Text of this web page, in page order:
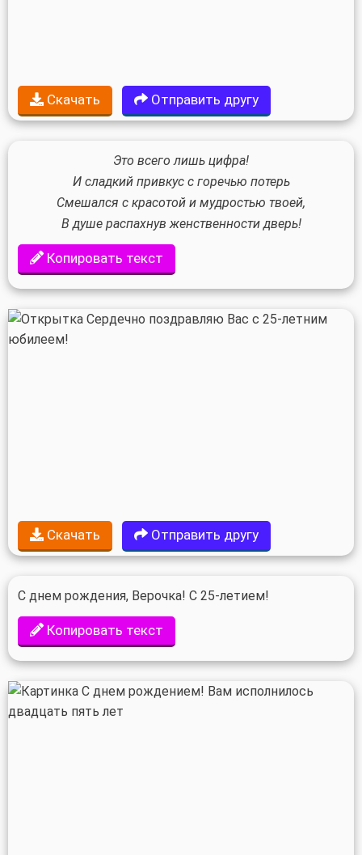
Скачать Отправить другу
Это всего лишь цифра!
И сладкий привкус с горечью потерь
Смешался с красотой и мудростью твоей,
В душе распахнув женственности дверь!
Копировать текст
Скачать Отправить другу
С днем рождения, Верочка! С 25-летием!
Копировать текст